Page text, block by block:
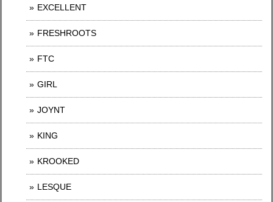
EXCELLENT
FRESHROOTS
FTC
GIRL
JOYNT
KING
KROOKED
LESQUE